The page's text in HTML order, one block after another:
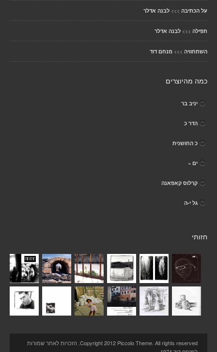
על הכתיבה >>> לבנה אדלר
תפילה >>> לבנה אדלר
השתחוויה >>> מנחם דוד
כמה מהיוצרים
יניב בר
הדר כ
כ החושנית
ים ~
קרלוס קאפאנה
גל י-ה
חזותי
Copyright 2012 Piccolo Theme. All rights reserved. הזכויות לאתר שמורות